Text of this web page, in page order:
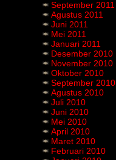
September 2011
Agustus 2011
Juni 2011
Mei 2011
Januari 2011
Desember 2010
November 2010
Oktober 2010
September 2010
Agustus 2010
Juli 2010
Juni 2010
Mei 2010
April 2010
Maret 2010
Februari 2010